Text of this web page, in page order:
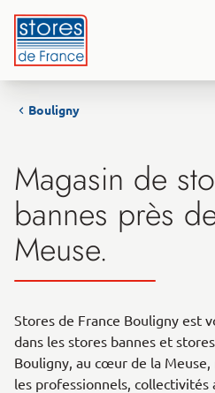
Bouligny
Magasin de
bannes près
Meuse.
Stores de France Bouligny est
dans les stores bannes et
Bouligny, au cœur de la Meuse,
les professionnels, collectivités